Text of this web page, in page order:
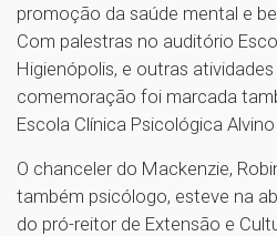
promoção da saúde mental e
Com palestras no auditório
Higienópolis, e outras atividades
comemoração foi marcada
Escola Clínica Psicológica
O chanceler do Mackenzie,
também psicólogo, esteve na
do pró-reitor de Extensão e